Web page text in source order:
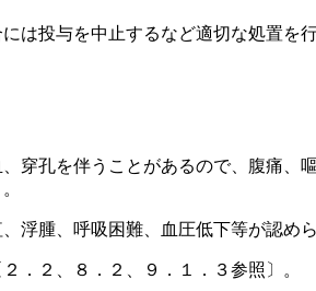
は投与を中止するなど適切な処置を行
孔を伴うことがあるので、腹痛、
腫、呼吸困難、血圧低下等が認め
．２、８．２、９．１．３参照〕。